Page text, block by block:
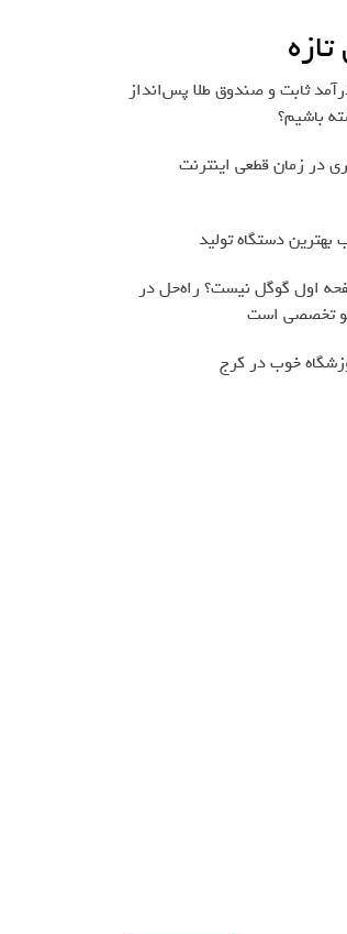
ثابت و صندوق طلا پس‌انداز
باشیم؟
در زمان قطعی اینترنت
بهترین دستگاه تولید
اول گوگل نیست؟ راه‌حل در
تخصصی است
خوب در کرج